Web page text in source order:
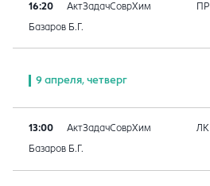
16:20 АктЗадачСоврХим ПР
Базаров Б.Г.
9 апреля, четверг
13:00 АктЗадачСоврХим ЛК
Базаров Б.Г.